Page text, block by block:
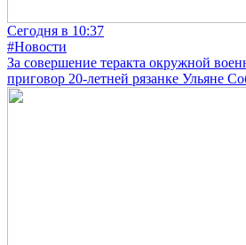
Сегодня в 10:37
#Новости
За совершение теракта окружной
приговор 20-летней рязанке Ульяне